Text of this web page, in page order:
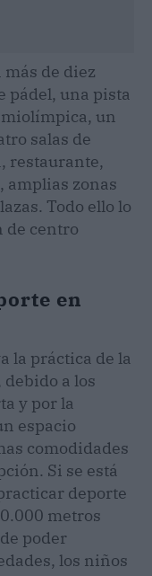
de diez
pádel, una pista
un
salas de
restaurante,
amplias zonas
Todo ello lo
de centro
en
la práctica de la
a los
y por la
espacio
comodidades
Si se está
deporte
metros
poder
los niños